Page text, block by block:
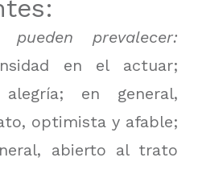
prevalecer:
en el actuar;
en general,
optimista y afable;
abierto al trato